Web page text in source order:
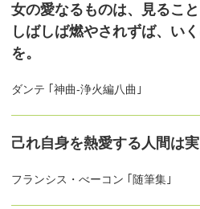
女の愛なるものは、見るこ
しばしば燃やされずば、い
を。
ダンテ ｢神曲-浄火編八曲｣
己れ自身を熱愛する人間は
フランシス・べーコン ｢随筆集｣